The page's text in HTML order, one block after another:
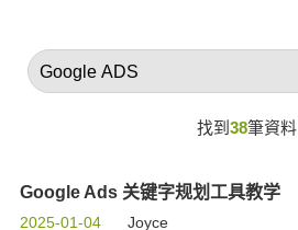
找到 38筆資料
Google Ads 关键字规划工具教学
2025-01-04 Joyce